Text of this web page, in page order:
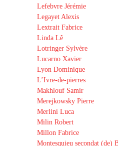
Lefebvre Jérémie
Legayet Alexis
Lextrait Fabrice
Linda Lê
Lotringer Sylvère
Lucarno Xavier
Lyon Dominique
L’Ivre-de-pierres
Makhlouf Samir
Merejkowsky Pierre
Merlini Luca
Milin Robert
Millon Fabrice
Montesquieu secondat (de)